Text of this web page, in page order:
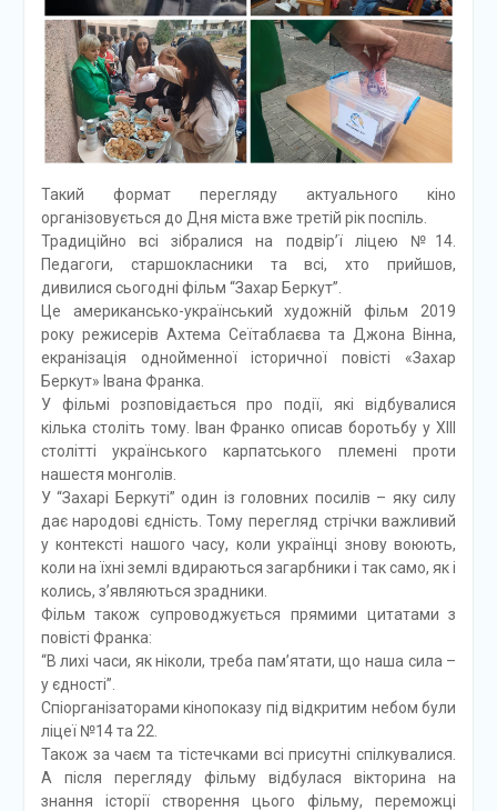
Такий формат перегляду актуального кіно
організовується до Дня міста вже третій рік поспіль.
Традиційно всі зібралися на подвір’ї ліцею №14.
Педагоги, старшокласники та всі, хто прийшов,
дивилися сьогодні фільм “Захар Беркут”.
Це американсько-український художній фільм 2019
року режисерів Ахтема Сеїтаблаєва та Джона Вінна,
екранізація однойменної історичної повісті «Захар
Беркут» Івана Франка.
У фільмі розповідається про події, які відбувалися
кілька століть тому. Іван Франко описав боротьбу у XIII
столітті українського карпатського племені проти
нашестя монголів.
У “Захарі Беркуті” один із головних посилів – яку силу
дає народові єдність. Тому перегляд стрічки важливий
у контексті нашого часу, коли українці знову воюють,
коли на їхні землі вдираються загарбники і так само, як і
колись, з’являються зрадники.
Фільм також супроводжується прямими цитатами з
повісті Франка:
“В лихі часи, як ніколи, треба пам’ятати, що наша сила –
у єдності”.
Спіорганізаторами кінопоказу під відкритим небом були
ліцеї №14 та 22.
Також за чаєм та тістечками всі присутні спілкувалися.
А після перегляду фільму відбулася вікторина на
знання історії створення цього фільму, переможці